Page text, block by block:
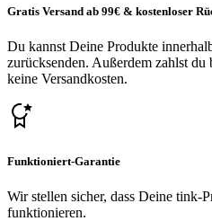
Gratis Versand ab 99€ & kostenloser
Du kannst Deine Produkte
zurücksenden. Außerdem zahlst
keine Versandkosten.
Funktioniert-Garantie
Wir stellen sicher, dass Deine tink-
funktionieren.